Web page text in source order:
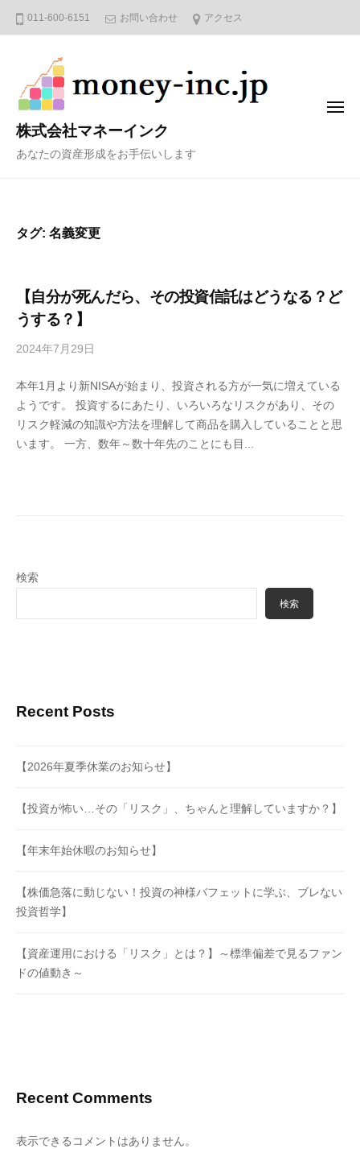
011-600-6151 お問い合わせ アクセス
株式会社マネーインク
あなたの資産形成をお手伝いします
メ
タグ: 名義変更
【自分が死んだら、その投資信託はどうなる？ど
うする？】
2024年7月29日
4
6
3
本年1月より新NISAが始まり、投資される方が一気に増えている
ようです。 投資するにあたり、いろいろなリスクがあり、その
リスク軽減の知識や方法を理解して商品を購入していることと思
います。 一方、数年～数十年先のことにも目...
検索
検索
Recent Posts
【2026年夏季休業のお知らせ】
【投資が怖い…その「リスク」、ちゃんと理解していますか？】
【年末年始休暇のお知らせ】
【株価急落に動じない！投資の神様バフェットに学ぶ、ブレない
投資哲学】
【資産運用における「リスク」とは？】～標準偏差で見るファン
ドの値動き～
Recent Comments
表示できるコメントはありません。